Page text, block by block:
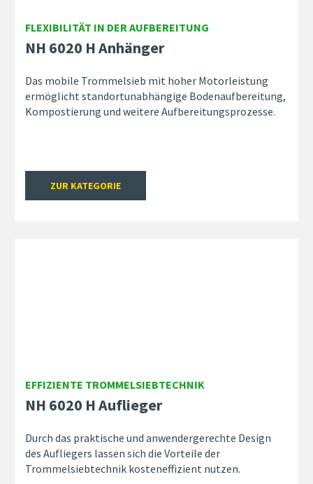
FLEXIBILITÄT IN DER AUFBEREITUNG
NH 6020 H Anhänger
Das mobile Trommelsieb mit hoher Motorleistung
ermöglicht standortunabhängige Bodenaufbereitung,
Kompostierung und weitere Aufbereitungsprozesse.
ZUR KATEGORIE
EFFIZIENTE TROMMELSIEBTECHNIK
NH 6020 H Auflieger
Durch das praktische und anwendergerechte Design
des Aufliegers lassen sich die Vorteile der
Trommelsiebtechnik kosteneffizient nutzen.